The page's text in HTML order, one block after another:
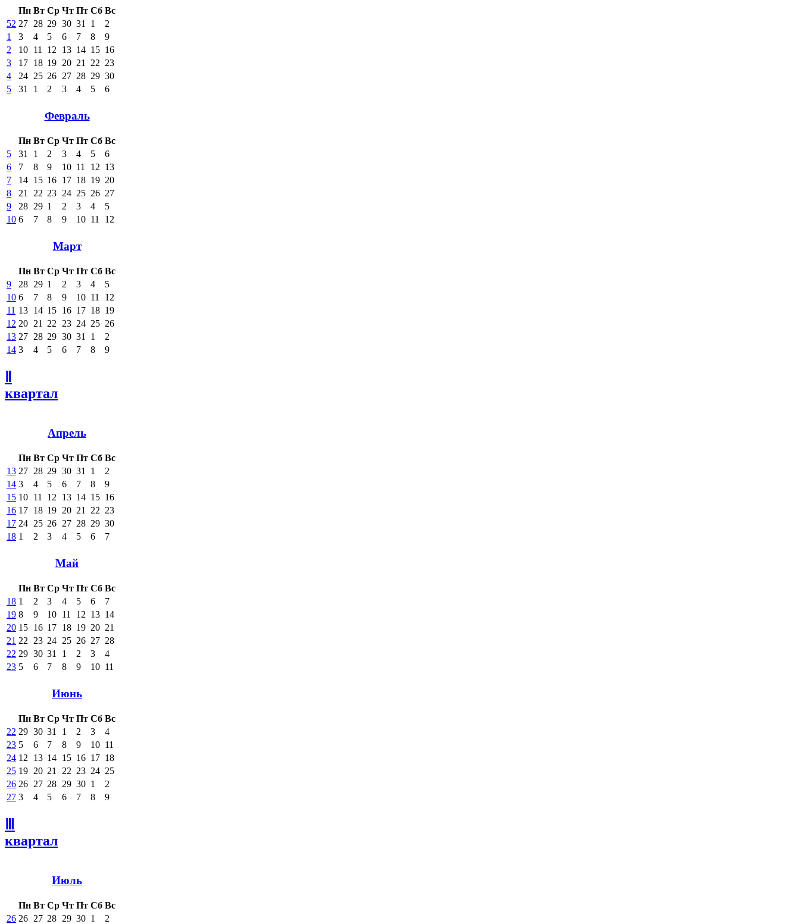
Пн Вт Ср Чт Пт Сб Вс
52 27 28 29 30 31 1
2
1
3 4 5 6 7 8
9
2
10 11 12 13 14 15 16
3
17 18 19 20 21 22 23
4
24 25 26 27 28 29 30
5
31 1 2 3 4 5 6
Февраль
Пн Вт Ср Чт Пт Сб Вс
5
31 1 2 3 4 5
6
6
7 8 9 10 11 12 13
7
14 15 16 17 18 19 20
8
21 22 23 24 25 26 27
9
28 29 1 2 3 4
5
10 6 7 8 9 10 11 12
Март
Пн Вт Ср Чт Пт Сб Вс
9
28 29 1 2 3 4
5
10 6 7 8 9 10 11
12
11 13 14 15 16 17 18 19
12 20 21 22 23 24 25 26
13 27 28 29 30 31 1
2
14 3 4 5 6 7 8 9
квартал
Апрель
Пн Вт Ср Чт Пт Сб Вс
13 27 28 29 30 31 1
2
14 3 4 5 6 7 8
9
15 10 11 12 13 14 15 16
16 17 18 19 20 21 22 23
17 24 25 26 27 28 29 30
18 1 2 3 4 5 6 7
Май
Пн Вт Ср Чт Пт Сб Вс
18 1 2 3 4 5 6
7
19 8 9 10 11 12 13 14
20 15 16 17 18 19 20 21
21 22 23 24 25 26 27 28
22 29 30 31 1 2 3
4
23 5 6 7 8 9 10 11
Июнь
Пн Вт Ср Чт Пт Сб Вс
22 29 30 31 1 2 3
4
23 5 6 7 8 9 10 11
24 12 13 14 15 16 17 18
25 19 20 21 22 23 24 25
26 26 27 28 29 30 1
2
27 3 4 5 6 7 8 9
квартал
Июль
Пн Вт Ср Чт Пт Сб Вс
26 26 27 28 29 30 1
2